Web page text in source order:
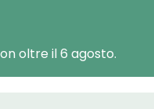
oltre il 6 agosto.